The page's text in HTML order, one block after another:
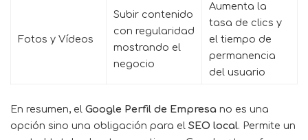
Fotos y Vídeos
Subir contenido
con regularidad
mostrando el
negocio
Aumenta la
tasa de clics y
el tiempo de
permanencia
del usuario
En resumen, el Google Perfil de Empresa no es una
opción sino una obligación para el SEO local. Permite un